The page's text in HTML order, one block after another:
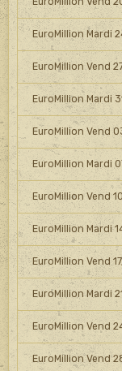
EuroMillion Mardi
EuroMillion Vend
EuroMillion Mardi
EuroMillion Vend
EuroMillion Mardi
EuroMillion Vend
EuroMillion Mardi
EuroMillion Vend
EuroMillion Mardi
EuroMillion Vend
EuroMillion Vend